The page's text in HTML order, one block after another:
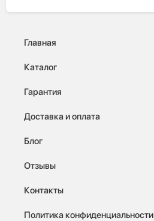
Главная
Каталог
Гарантия
Доставка и оплата
Блог
Отзывы
Контакты
Политика конфиденциальности